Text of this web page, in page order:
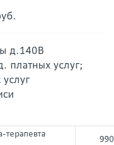
д.140В
платных услуг;
терапевта
990